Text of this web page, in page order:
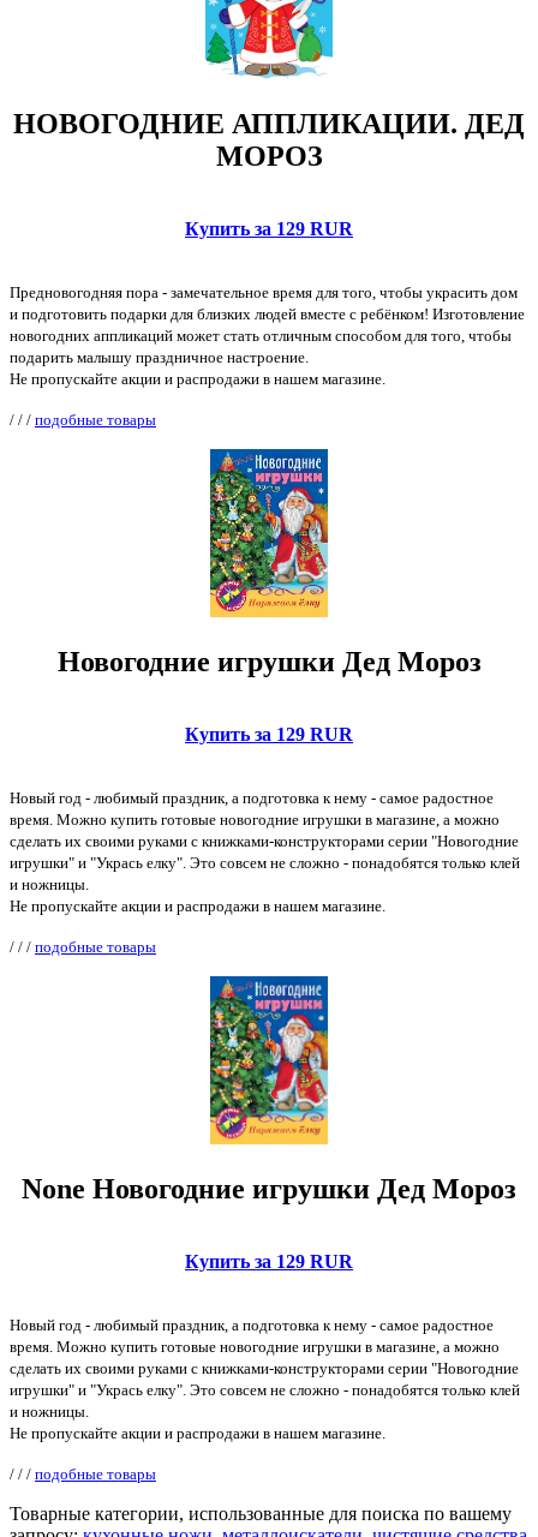
НОВОГОДНИЕ АППЛИКАЦИИ. ДЕД
МОРОЗ
Купить за 129 RUR
Предновогодняя пора - замечательное время для того, чтобы украсить дом
и подготовить подарки для близких людей вместе с ребёнком! Изготовление
новогодних аппликаций может стать отличным способом для того, чтобы
подарить малышу праздничное настроение.
Не пропускайте акции и распродажи в нашем магазине.
/ / / подобные товары
Новогодние игрушки Дед Мороз
Купить за 129 RUR
Новый год - любимый праздник, а подготовка к нему - самое радостное
время. Можно купить готовые новогодние игрушки в магазине, а можно
сделать их своими руками с книжками-конструкторами серии "Новогодние
игрушки" и "Укрась елку". Это совсем не сложно - понадобятся только клей
и ножницы.
Не пропускайте акции и распродажи в нашем магазине.
/ / / подобные товары
None Новогодние игрушки Дед Мороз
Купить за 129 RUR
Новый год - любимый праздник, а подготовка к нему - самое радостное
время. Можно купить готовые новогодние игрушки в магазине, а можно
сделать их своими руками с книжками-конструкторами серии "Новогодние
игрушки" и "Укрась елку". Это совсем не сложно - понадобятся только клей
и ножницы.
Не пропускайте акции и распродажи в нашем магазине.
/ / / подобные товары
Товарные категории, использованные для поиска по вашему